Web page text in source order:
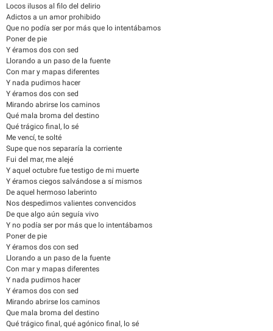
Locos ilusos al filo del delirio
Adictos a un amor prohibido
Que no podía ser por más que lo intentábamos
Poner de pie
Y éramos dos con sed
Llorando a un paso de la fuente
Con mar y mapas diferentes
Y nada pudimos hacer
Y éramos dos con sed
Mirando abrirse los caminos
Qué mala broma del destino
Qué trágico final, lo sé
Me vencí, te solté
Supe que nos separaría la corriente
Fui del mar, me alejé
Y aquel octubre fue testigo de mi muerte
Y éramos ciegos salvándose a sí mismos
De aquel hermoso laberinto
Nos despedimos valientes convencidos
De que algo aún seguía vivo
Y no podía ser por más que lo intentábamos
Poner de pie
Y éramos dos con sed
Llorando a un paso de la fuente
Con mar y mapas diferentes
Y nada pudimos hacer
Y éramos dos con sed
Mirando abrirse los caminos
Que mala broma del destino
Qué trágico final, qué agónico final, lo sé